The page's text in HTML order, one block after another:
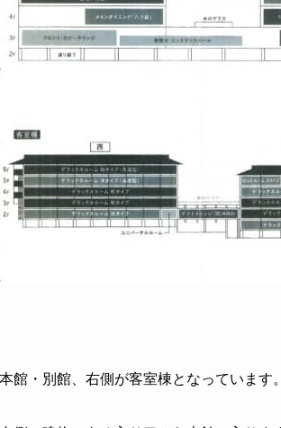
館・別館、右側が客室棟となっています。